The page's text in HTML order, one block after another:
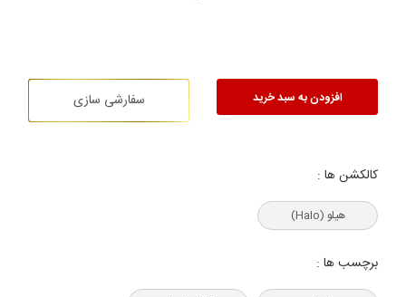
افزودن به سبد خرید سفارشی سازی
کالکشن ها :
هیلو (Halo)
برچسب ها :